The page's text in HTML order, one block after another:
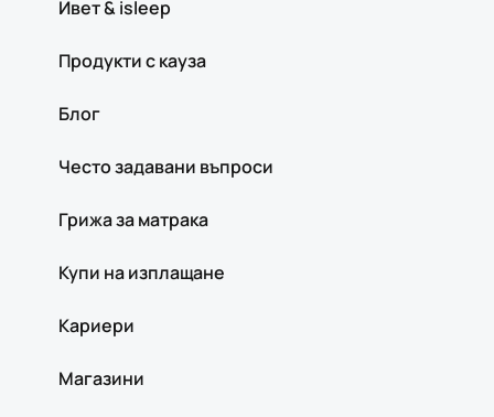
Ивет & isleep
Продукти с кауза
Блог
Често задавани въпроси
Грижа за матрака
Купи на изплащане
Кариери
Магазини